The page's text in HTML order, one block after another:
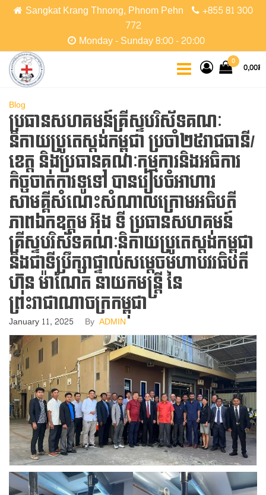
Skip
content
Sangkat Krang Thnong, Phnom Pehn
+855 81 300
772
Monday - Sunday 8:00 - 20:00
0 0,00៛
CCPC
Blog
ប្រធានសហគមន៍គ្រីស្ទបរិស័ទគណៈ
និកាយប្រូតេស្តង់កម្ពុជា ប្រចាំ២៥រាជធានី/
ខេត្ត និងប្រធានគណៈកម្មការនិងអធិការ
កិច្ចចាត់ការទូទៅ បានរៀបចំអាហារ
សាមគ្គីសំណេះសំណាលក្រោមអធិបតី
ភាពឯកឧត្តម អ៊ុង ទី ប្រធានសហគមន៍
គ្រីស្ទបរិស័ទគណៈនិកាយប្រូតេស្តង់កម្ពុជា
និងជាទីប្រឹក្សាផ្ទាល់សម្តេចមហាបវរធិបតី
ហ៊ុន ម៉ាណែត នាយកមន្ត្រី នៃ
ព្រះរាជាណាចក្រកម្ពុជា
January 11, 2025 By ADMIN